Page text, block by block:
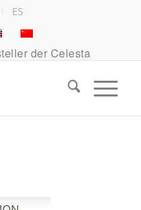
ES
der Celesta